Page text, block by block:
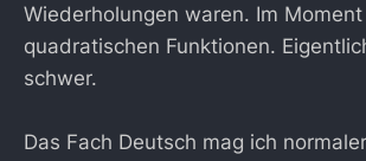
Wiederholungen waren. Im
quadratischen Funktionen.
schwer.
Das Fach Deutsch mag ich